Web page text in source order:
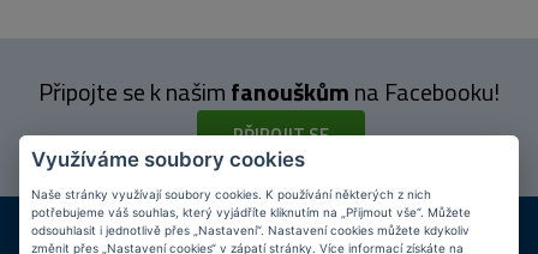
Připojte se k našimfanouškůmna Facebooku!
PŘIPOJIT SE
DOPRAVA ZDARMA
KAMENNÉ PRODEJNY
Využíváme soubory cookies
Naše stránky využívají soubory cookies. K používání některých z nich
potřebujeme váš souhlas, který vyjádříte kliknutím na „Přijmout vše“. Můžete
odsouhlasit i jednotlivě přes „Nastavení“. Nastavení cookies můžete kdykoliv
změnit přes „Nastavení cookies“ v zápatí stránky. Více informací získáte na